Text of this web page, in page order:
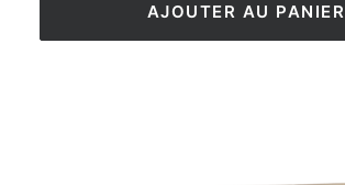
AJOUTER AU PANIER